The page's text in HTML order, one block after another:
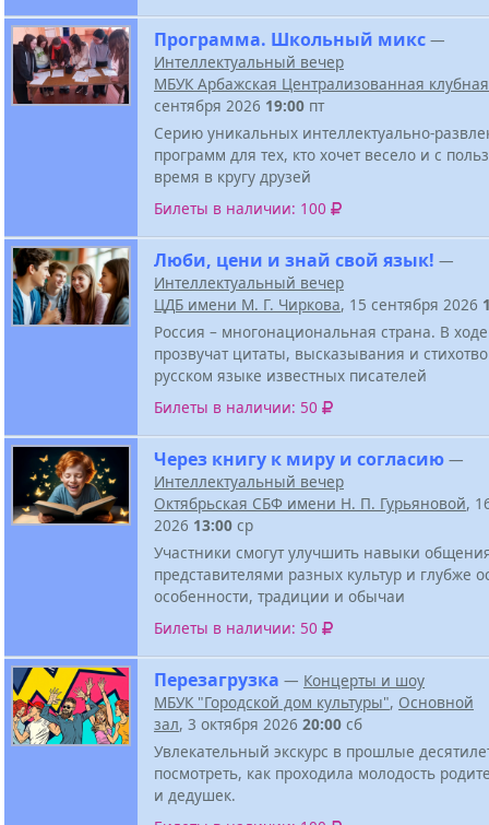
Программа. Школьный микс —
Интеллектуальный вечер
МБУК Арбажская Централизованная
сентября 2026 19:00 пт
Серию уникальных интеллектуально-
программ для тех, кто хочет весело и с
время в кругу друзей
Билеты в наличии: 100
Люби, цени и знай свой язык! —
Интеллектуальный вечер
ЦДБ имени М. Г. Чиркова, 15 сентября 2026
Россия – многонациональная страна. В
прозвучат цитаты, высказывания и
русском языке известных писателей
Билеты в наличии: 50
Через книгу к миру и согласию —
Интеллектуальный вечер
Октябрьская СБФ имени Н. П. Гурьяновой,
2026 13:00 ср
Участники смогут улучшить навыки
представителями разных культур и глубже
особенности, традиции и обычаи
Билеты в наличии: 50
Перезагрузка — Концерты и шоу
МБУК "Городской дом культуры", Основной
зал, 3 октября 2026 20:00 сб
Увлекательный экскурс в прошлые
посмотреть, как проходила молодость
и дедушек.